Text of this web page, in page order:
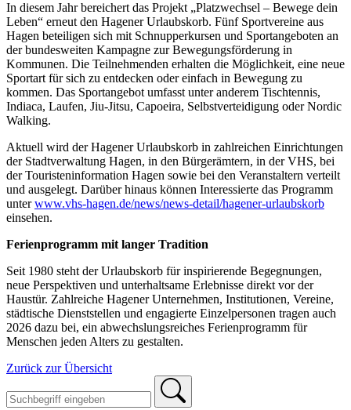
In diesem Jahr bereichert das Projekt „Platzwechsel – Bewege dein
Leben“ erneut den Hagener Urlaubskorb. Fünf Sportvereine aus
Hagen beteiligen sich mit Schnupperkursen und Sportangeboten an
der bundesweiten Kampagne zur Bewegungsförderung in
Kommunen. Die Teilnehmenden erhalten die Möglichkeit, eine neue
Sportart für sich zu entdecken oder einfach in Bewegung zu
kommen. Das Sportangebot umfasst unter anderem Tischtennis,
Indiaca, Laufen, Jiu-Jitsu, Capoeira, Selbstverteidigung oder Nordic
Walking.
Aktuell wird der Hagener Urlaubskorb in zahlreichen Einrichtungen
der Stadtverwaltung Hagen, in den Bürgerämtern, in der VHS, bei
der Touristeninformation Hagen sowie bei den Veranstaltern verteilt
und ausgelegt. Darüber hinaus können Interessierte das Programm
unterwww.vhs-hagen.de/news/news-detail/hagener-urlaubskorb
einsehen.
Ferienprogramm mit langer Tradition
Seit 1980 steht der Urlaubskorb für inspirierende Begegnungen,
neue Perspektiven und unterhaltsame Erlebnisse direkt vor der
Haustür. Zahlreiche Hagener Unternehmen, Institutionen, Vereine,
städtische Dienststellen und engagierte Einzelpersonen tragen auch
2026 dazu bei, ein abwechslungsreiches Ferienprogramm für
Menschen jeden Alters zu gestalten.
Zurück zur Übersicht